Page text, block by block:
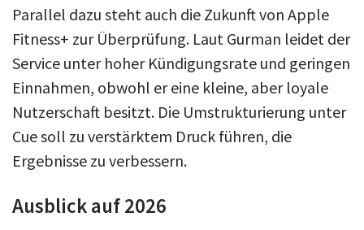
Parallel dazu steht auch die Zukunft von Apple
Fitness+ zur Überprüfung. Laut Gurman leidet der
Service unter hoher Kündigungsrate und geringen
Einnahmen, obwohl er eine kleine, aber loyale
Nutzerschaft besitzt. Die Umstrukturierung unter
Cue soll zu verstärktem Druck führen, die
Ergebnisse zu verbessern.
Ausblick auf 2026